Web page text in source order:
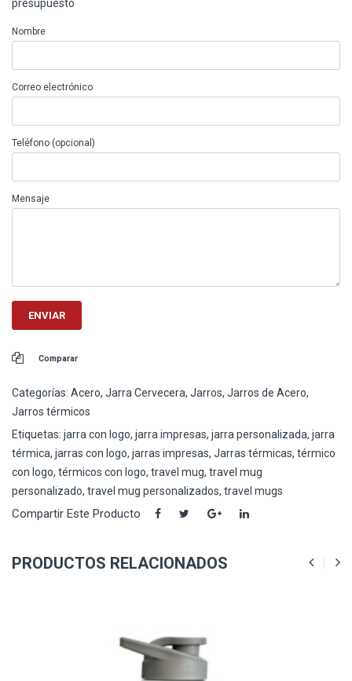
presupuesto
Nombre
Correo electrónico
Teléfono (opcional)
Mensaje
Comparar
Categorías: Acero, Jarra Cervecera, Jarros, Jarros de Acero,
Jarros térmicos
Etiquetas: jarra con logo, jarra impresas, jarra personalizada, jarra
térmica, jarras con logo, jarras impresas, Jarras térmicas, térmico
con logo, térmicos con logo, travel mug, travel mug
personalizado, travel mug personalizados, travel mugs
Compartir Este Producto
PRODUCTOS RELACIONADOS